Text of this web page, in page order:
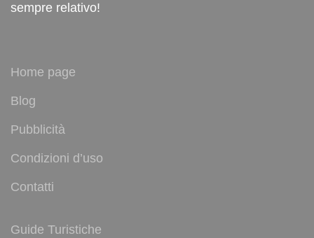
sempre relativo!
Home page
Blog
Pubblicità
Condizioni d’uso
Contatti
Guide Turistiche